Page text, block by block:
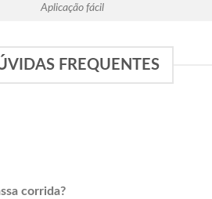
Aplicação fácil
FREQUENTES
corrida?